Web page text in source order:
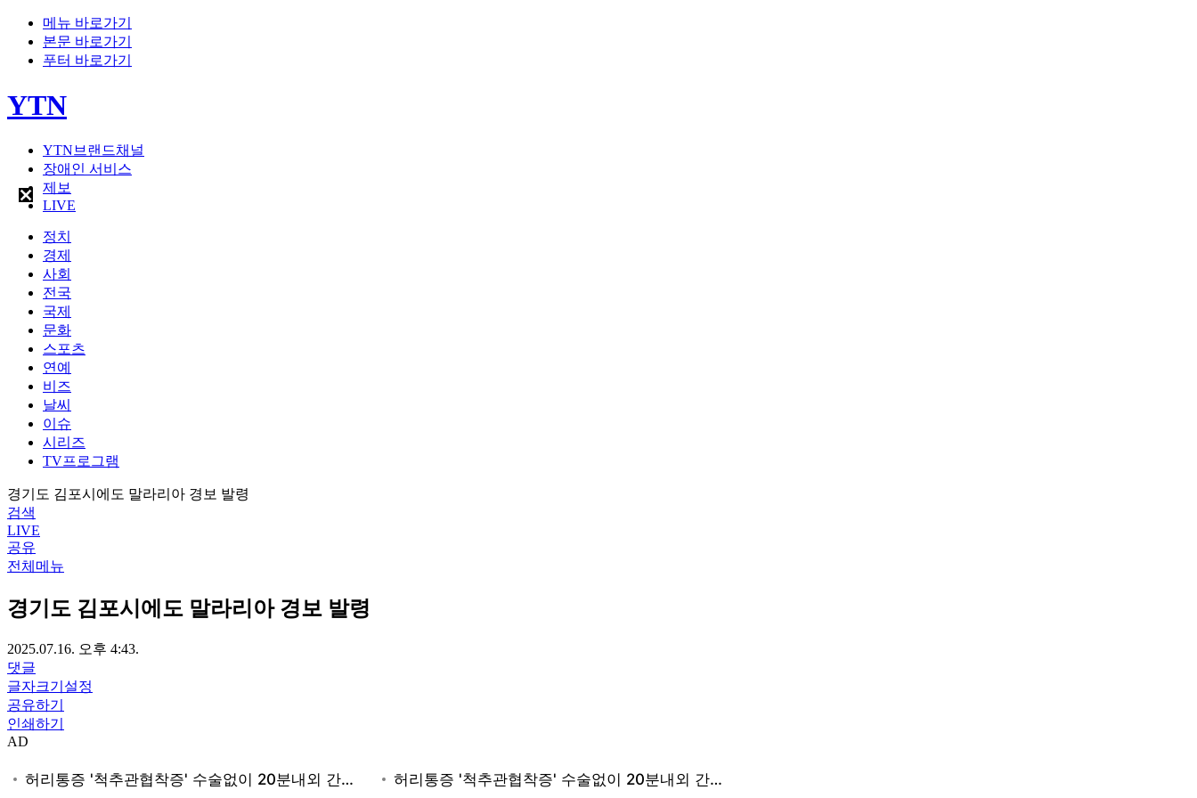
메뉴 바로가기
본문 바로가기
푸터 바로가기
YTN
YTN브랜드채널
장애인 서비스
제보
LIVE
정치
경제
사회
전국
국제
문화
스포츠
연예
비즈
날씨
이슈
시리즈
TV프로그램
경기도 김포시에도 말라리아 경보 발령
검색
LIVE
공유
전체메뉴
경기도 김포시에도 말라리아 경보 발령
2025.07.16. 오후 4:43.
댓글
글자크기설정
공유하기
인쇄하기
AD